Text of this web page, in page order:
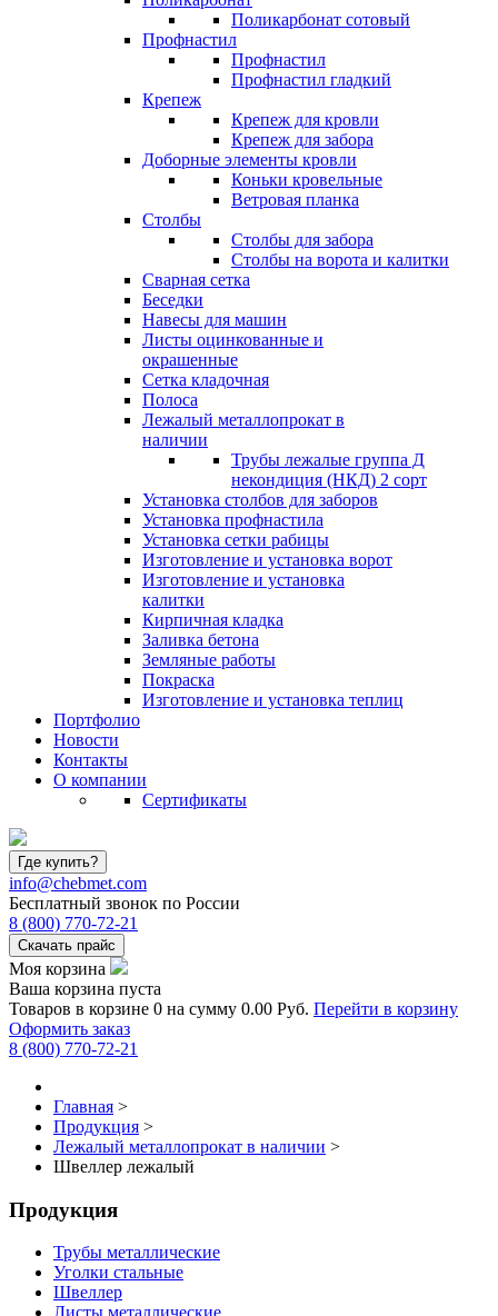
Поликарбонат сотовый
Профнастил
Профнастил
Профнастил гладкий
Крепеж
Крепеж для кровли
Крепеж для забора
Доборные элементы кровли
Коньки кровельные
Ветровая планка
Столбы
Столбы для забора
Столбы на ворота и калитки
Сварная сетка
Беседки
Навесы для машин
Листы оцинкованные и
окрашенные
Сетка кладочная
Полоса
Лежалый металлопрокат в
наличии
Трубы лежалые группа Д
некондиция (НКД) 2 сорт
Установка столбов для заборов
Установка профнастила
Установка сетки рабицы
Изготовление и установка ворот
Изготовление и установка
калитки
Кирпичная кладка
Заливка бетона
Земляные работы
Покраска
Изготовление и установка теплиц
Портфолио
Новости
Контакты
О компании
Сертификаты
Где купить?
info@chebmet.com
Бесплатный звонок по России
8 (800) 770-72-21
Скачать прайс
Моя корзина
Ваша корзина пуста
Товаров в корзине 0 на сумму 0.00 Руб. Перейти в корзину
Оформить заказ
8 (800) 770-72-21
Главная >
Продукция >
Лежалый металлопрокат в наличии >
Швеллер лежалый
Продукция
Трубы металлические
Уголки стальные
Швеллер